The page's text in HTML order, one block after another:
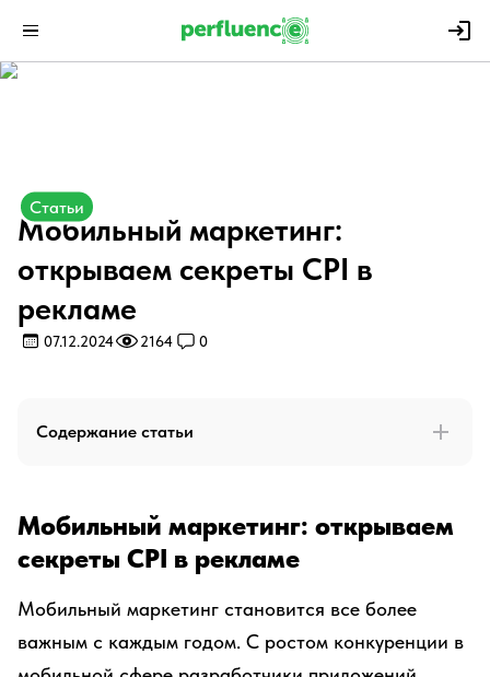
Статьи
Мобильный маркетинг:
открываем секреты CPI в
рекламе
07.12.2024 2164 0
Содержание статьи
Мобильный маркетинг: открываем
секреты CPI в рекламе
Мобильный маркетинг становится все более
важным с каждым годом. С ростом конкуренции в